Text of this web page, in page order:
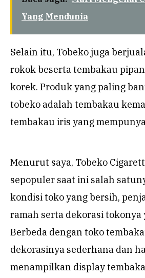
Yang Mendunia
Selain itu, Tobeko juga
rokok beserta tembakau
korek. Produk yang paling
tobeko adalah tembakau
tembakau iris yang
Menurut saya, Tobeko
sepopuler saat ini salah
kondisi toko yang bersih,
ramah serta dekorasi tokonya
Berbeda dengan toko
dekorasinya sederhana dan
menampilkan display